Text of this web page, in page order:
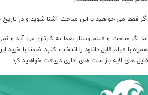
اگر فقط می خواهید با این مباحث آشنا شوید و در
اما اگر مباحث و فیلم وبینار بعدا به کارتان می آید
همراه با فیلم قابل دانلود را انتخاب کنید. ضمنا با خرید
فایل های لایه باز ست های اداری دریافت خواهید کرد.